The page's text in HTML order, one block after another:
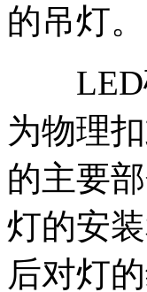
的吊灯。
LED硅
为物理
的主要
灯的安
后对灯